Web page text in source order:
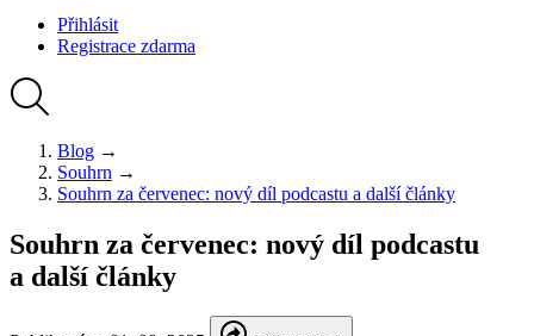
Přihlásit
Registrace zdarma
Blog →
Souhrn →
Souhrn za červenec: nový díl podcastu a další články
Souhrn za červenec: nový díl podcastu
a další články